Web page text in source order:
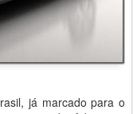
já marcado para o